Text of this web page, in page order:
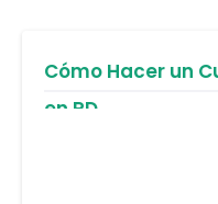
Cómo Hacer un
en RD